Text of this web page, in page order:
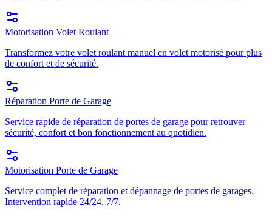
Motorisation Volet Roulant
Transformez votre volet roulant manuel en volet motorisé pour plus
de confort et de sécurité.
Réparation Porte de Garage
Service rapide de réparation de portes de garage pour retrouver
sécurité, confort et bon fonctionnement au quotidien.
Motorisation Porte de Garage
Service complet de réparation et dépannage de portes de garages.
Intervention rapide 24/24, 7/7.